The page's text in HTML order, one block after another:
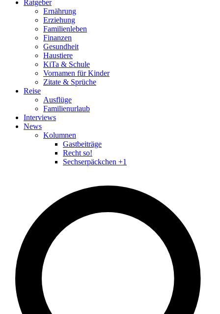
Ratgeber
Ernährung
Erziehung
Familienleben
Finanzen
Gesundheit
Haustiere
KiTa & Schule
Vornamen für Kinder
Zitate & Sprüche
Reise
Ausflüge
Familienurlaub
Interviews
News
Kolumnen
Gastbeiträge
Recht so!
Sechserpäckchen +1